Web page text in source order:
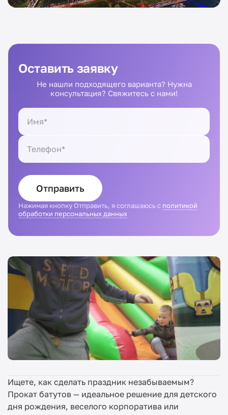
Оставить заявку
Не нашли подходящего варианта? Нужна
консультация? Свяжитесь с нами!
Отправить
Нажимая кнопку Отправить, я соглашаюсь с политикой
обработки персональных данных
Ищете, как сделать праздник незабываемым?
Прокат батутов — идеальное решение для детского
дня рождения, веселого корпоратива или